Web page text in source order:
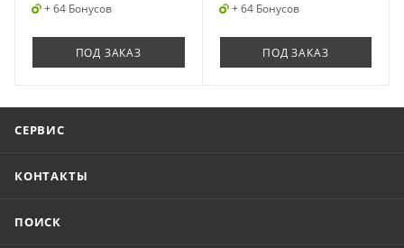
+ 64 Бонусов
ПОД ЗАКАЗ
+ 64 Бонусов
ПОД ЗАКАЗ
СЕРВИС
КОНТАКТЫ
ПОИСК